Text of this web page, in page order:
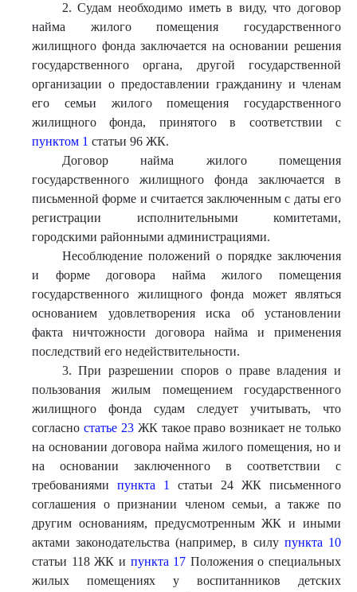
2. Судам необходимо иметь в виду, что договор
найма жилого помещения государственного
жилищного фонда заключается на основании решения
государственного органа, другой государственной
организации о предоставлении гражданину и членам
его семьи жилого помещения государственного
жилищного фонда, принятого в соответствии с
пунктом 1 статьи 96 ЖК.
Договор найма жилого помещения
государственного жилищного фонда заключается в
письменной форме и считается заключенным с даты его
регистрации исполнительными комитетами,
городскими районными администрациями.
Несоблюдение положений о порядке заключения
и форме договора найма жилого помещения
государственного жилищного фонда может являться
основанием удовлетворения иска об установлении
факта ничтожности договора найма и применения
последствий его недействительности.
3. При разрешении споров о праве владения и
пользования жилым помещением государственного
жилищного фонда судам следует учитывать, что
согласно статье 23ЖК такое право возникает не только
на основании договора найма жилого помещения, но и
на основании заключенного в соответствии с
требованиями пункта 1
статьи 24 ЖК письменного
соглашения о признании членом семьи, а также по
другим основаниям, предусмотренным ЖК и иными
актами законодательства (например, в силу пункта 10
статьи 118 ЖК и пункта 17 Положения о специальных
жилых помещениях у воспитанников детских